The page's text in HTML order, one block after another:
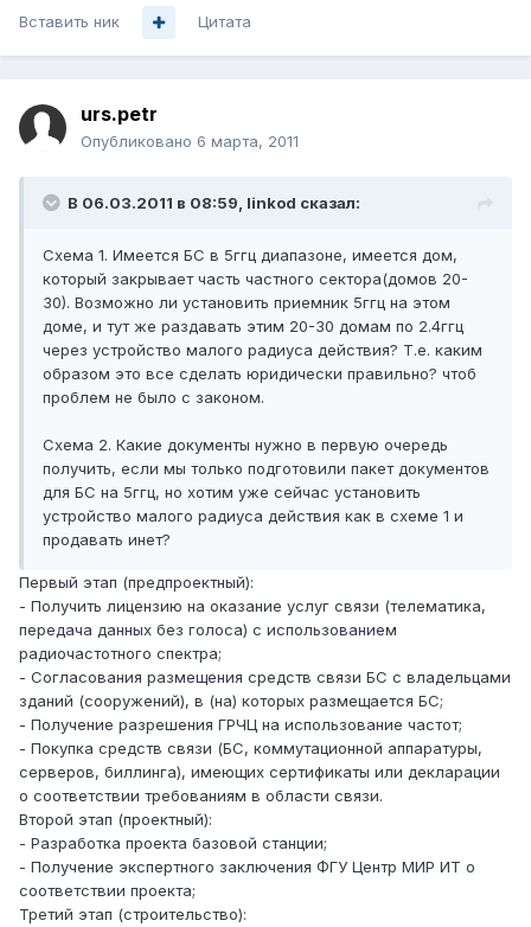
Вставить ник Цитата
urs.petr
Опубликовано 6 марта, 2011
В 06.03.2011 в 08:59, linkod сказал:
Схема 1. Имеется БС в 5ггц диапазоне, имеется дом,
который закрывает часть частного сектора(домов 20-
30). Возможно ли установить приемник 5ггц на этом
доме, и тут же раздавать этим 20-30 домам по 2.4ггц
через устройство малого радиуса действия? Т.е. каким
образом это все сделать юридически правильно? чтоб
проблем не было с законом.
Схема 2. Какие документы нужно в первую очередь
получить, если мы только подготовили пакет документов
для БС на 5ггц, но хотим уже сейчас установить
устройство малого радиуса действия как в схеме 1 и
продавать инет?
Первый этап (предпроектный):
- Получить лицензию на оказание услуг связи (телематика,
передача данных без голоса) с использованием
радиочастотного спектра;
- Согласования размещения средств связи БС с владельцами
зданий (сооружений), в (на) которых размещается БС;
- Получение разрешения ГРЧЦ на использование частот;
- Покупка средств связи (БС, коммутационной аппаратуры,
серверов, биллинга), имеющих сертификаты или декларации
о соответствии требованиям в области связи.
Второй этап (проектный):
- Разработка проекта базовой станции;
- Получение экспертного заключения ФГУ Центр МИР ИТ о
соответствии проекта;
Третий этап (строительство):